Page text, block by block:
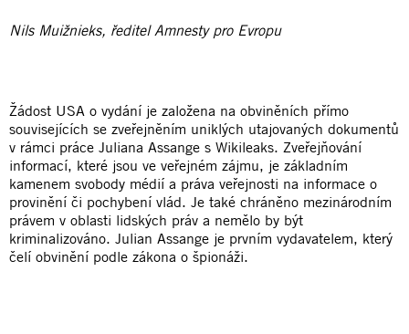
Nils Muižnieks, ředitel Amnesty pro Evropu
Žádost USA o vydání je založena na obviněních přímo
souvisejících se zveřejněním uniklých utajovaných dokumentů
v rámci práce Juliana Assange s Wikileaks. Zveřejňování
informací, které jsou ve veřejném zájmu, je základním
kamenem svobody médií a práva veřejnosti na informace o
provinění či pochybení vlád. Je také chráněno mezinárodním
právem v oblasti lidských práv a nemělo by být
kriminalizováno. Julian Assange je prvním vydavatelem, který
čelí obvinění podle zákona o špionáži.